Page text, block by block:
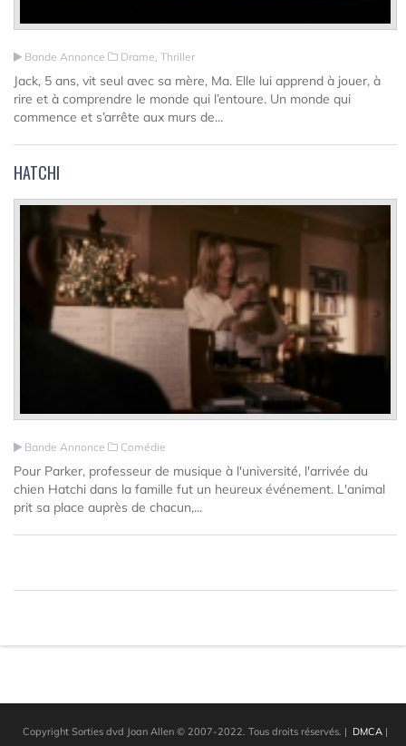
Bande Annonce Drame, Thriller
Jack, 5 ans, vit seul avec sa mère, Ma. Elle lui apprend à jouer, à
rire et à comprendre le monde qui l’entoure. Un monde qui
commence et s’arrête aux murs de...
HATCHI
Bande Annonce Comédie
Pour Parker, professeur de musique à l'université, l'arrivée du
chien Hatchi dans la famille fut un heureux événement. L'animal
prit sa place auprès de chacun,...
Copyright Sorties dvd Joan Allen © 2007-2022. Tous droits réservés. | DMCA |